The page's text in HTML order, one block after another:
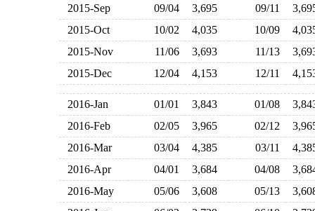
2015-Sep
09/04 3,695 09/11
2015-Oct
10/02 4,035 10/09
2015-Nov
11/06 3,693 11/13
2015-Dec
12/04 4,153 12/11
2016-Jan 01/01 3,843 01/08
2016-Feb
02/05 3,965 02/12
2016-Mar
03/04 4,385 03/11
2016-Apr
04/01 3,684 04/08
2016-May
05/06 3,608 05/13